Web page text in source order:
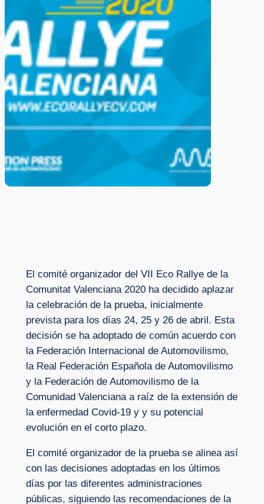
El comité organizador del VII Eco Rallye de la
Comunitat Valenciana 2020 ha decidido aplazar
la celebración de la prueba, inicialmente
prevista para los días 24, 25 y 26 de abril. Esta
decisión se ha adoptado de común acuerdo con
la Federación Internacional de Automovilismo,
la Real Federación Española de Automovilismo
y la Federación de Automovilismo de la
Comunidad Valenciana a raíz de la extensión de
la enfermedad Covid-19 y y su potencial
evolución en el corto plazo.
El comité organizador de la prueba se alinea así
con las decisiones adoptadas en los últimos
días por las diferentes administraciones
públicas, siguiendo las recomendaciones de la